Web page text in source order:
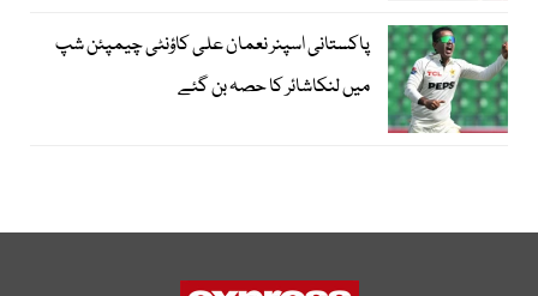
پاکستانی اسپنر نعمان علی کاؤنٹی چیمپئن شپ
میں لنکاشائر کا حصہ بن گئے